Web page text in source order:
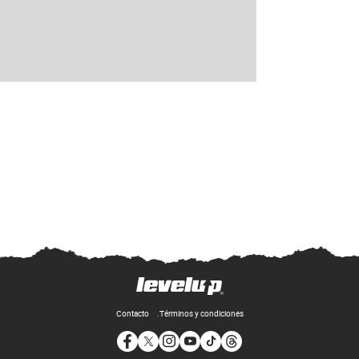
Contacto Términos y condiciones
Opens in new window
Opens in new window
Opens in new window
Opens in new window
Opens in new window
Opens in new window